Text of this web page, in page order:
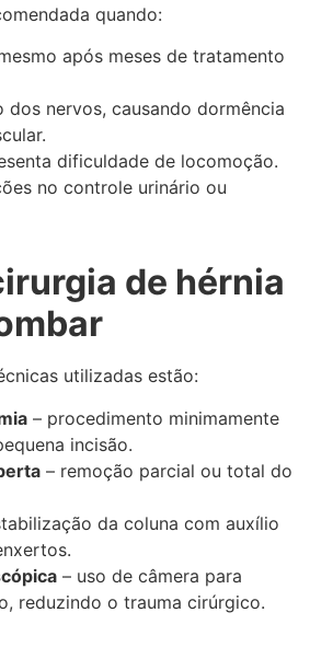
quando:
após meses de tratamento
dos nervos, causando dormência
dificuldade de locomoção.
no controle urinário ou
de hérnia
utilizadas estão:
– procedimento minimamente
incisão.
– remoção parcial ou total do
da coluna com auxílio
– uso de câmera para
reduzindo o trauma cirúrgico.